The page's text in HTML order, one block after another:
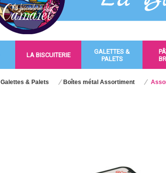
LA BISCUITERIE
GALETTES &
PALETS
Galettes & Palets Boîtes métal Assortiment